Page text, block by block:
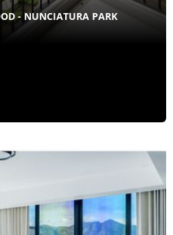
- NUNCIATURA PARK